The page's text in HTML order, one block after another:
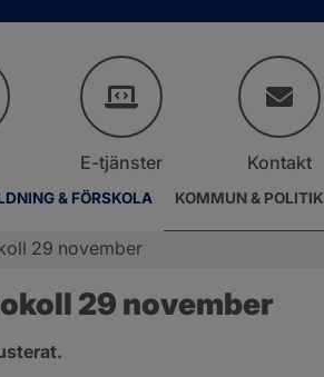
& FÖRSKOLA KOMMUN & POLITIK
E-tjänster Kontakt
29 november
29 november